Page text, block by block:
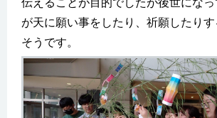
伝えることが目的でしたが後世にな
が天に願い事をしたり、祈願したり
そうです。